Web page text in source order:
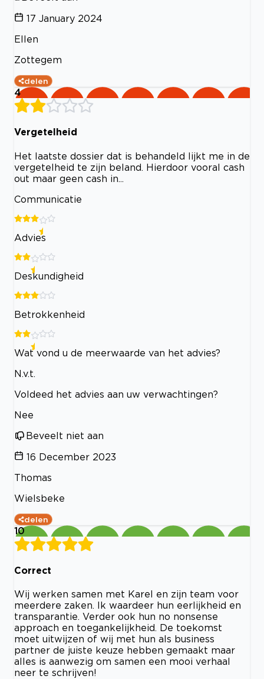
17 January 2024
Ellen
Zottegem
delen
4
Vergetelheid
Het laatste dossier dat is behandeld lijkt me in de
vergetelheid te zijn beland. Hierdoor vooral cash
out maar geen cash in...
Communicatie
Advies
Deskundigheid
Betrokkenheid
Wat vond u de meerwaarde van het advies?
N.v.t.
Voldeed het advies aan uw verwachtingen?
Nee
Beveelt niet aan
16 December 2023
Thomas
Wielsbeke
delen
10
Correct
Wij werken samen met Karel en zijn team voor
meerdere zaken. Ik waardeer hun eerlijkheid en
transparantie. Verder ook hun no nonsense
approach en toegankelijkheid. De toekomst
moet uitwijzen of wij met hun als business
partner de juiste keuze hebben gemaakt maar
alles is aanwezig om samen een mooi verhaal
neer te schrijven!